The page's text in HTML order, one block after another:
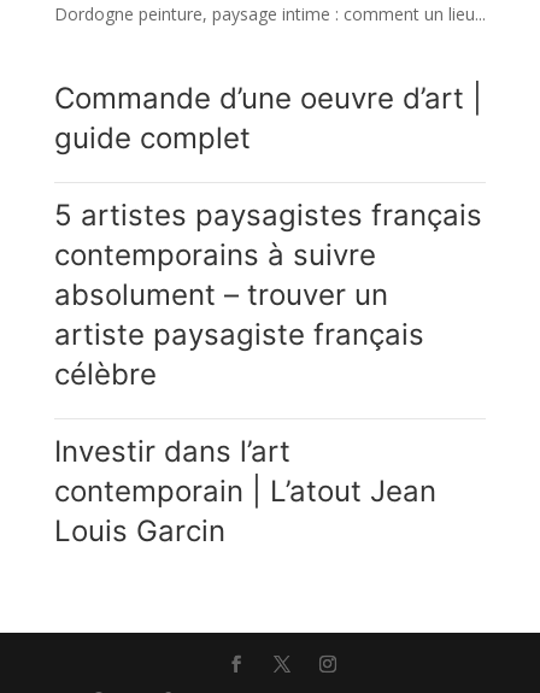
Dordogne peinture, paysage intime : comment un lieu...
Commande d’une oeuvre d’art |
guide complet
5 artistes paysagistes français
contemporains à suivre
absolument – trouver un
artiste paysagiste français
célèbre
Investir dans l’art
contemporain | L’atout Jean
Louis Garcin